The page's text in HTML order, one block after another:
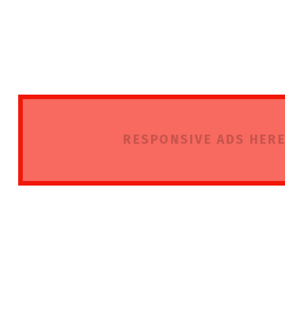
RESPONSIVE ADS HERE